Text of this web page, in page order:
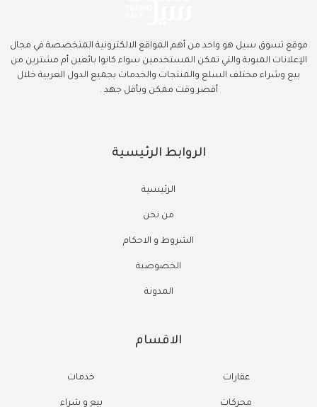
موقع تسوق سيل هو واحد من أهم المواقع الالكترونية المتخصصة في مجال
الإعلانات المبوبة والتي تمكن المستخدمين سواء كانوا بائعين أم مشترين من
بيع وشراء مختلف السلع والمنتجات والخدمات بجميع الدول العربية خلال
أقصر وقت ممكن وبأقل جهد .
الروابط الرئيسية
الرئيسية
من نحن
الشروط و الاحكام
الخصوصية
المدونة
الاقسام
عقارات
محركات
خدمات
بيع و شراء